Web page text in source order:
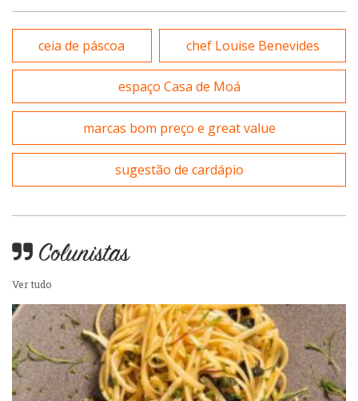
Pizzarias
Portuguesa
Self-service
Sobremesas e sorvetes
Sobremesas e sorvetes
Variados
ceia de páscoa chef Louise Benevides
espaço Casa de Moá
marcas bom preço e great value
sugestão de cardápio
Colunistas
Ver tudo